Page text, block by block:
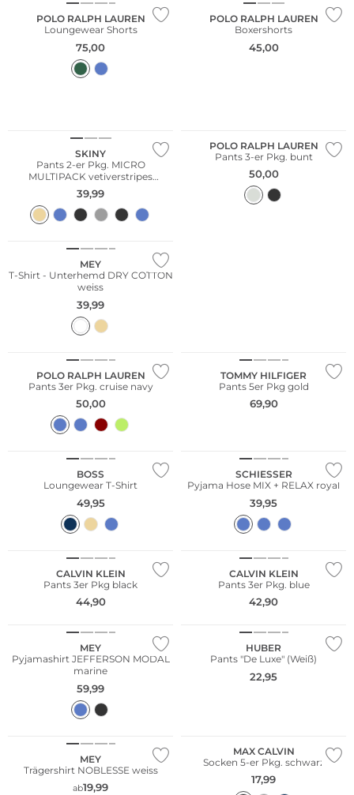
POLO RALPH LAUREN
Loungewear Shorts
75,00
POLO RALPH LAUREN
Boxershorts
45,00
SKINY
Pants 2-er Pkg. MICRO
MULTIPACK vetiverstripes
selection
39,99
POLO RALPH LAUREN
Pants 3-er Pkg. bunt
50,00
MEY
T-Shirt - Unterhemd DRY COTTON
weiss
39,99
POLO RALPH LAUREN
Pants 3er Pkg. cruise navy
50,00
TOMMY HILFIGER
Pants 5er Pkg gold
69,90
BOSS
Loungewear T-Shirt
49,95
SCHIESSER
Pyjama Hose MIX + RELAX royal
39,95
CALVIN KLEIN
Pants 3er Pkg black
44,90
CALVIN KLEIN
Pants 3er Pkg. blue
42,90
MEY
Pyjamashirt JEFFERSON MODAL
marine
59,99
HUBER
Pants "De Luxe" (Weiß)
22,95
MEY
Trägershirt NOBLESSE weiss
ab19,99
MAX CALVIN
Socken 5-er Pkg. schwarz
17,99